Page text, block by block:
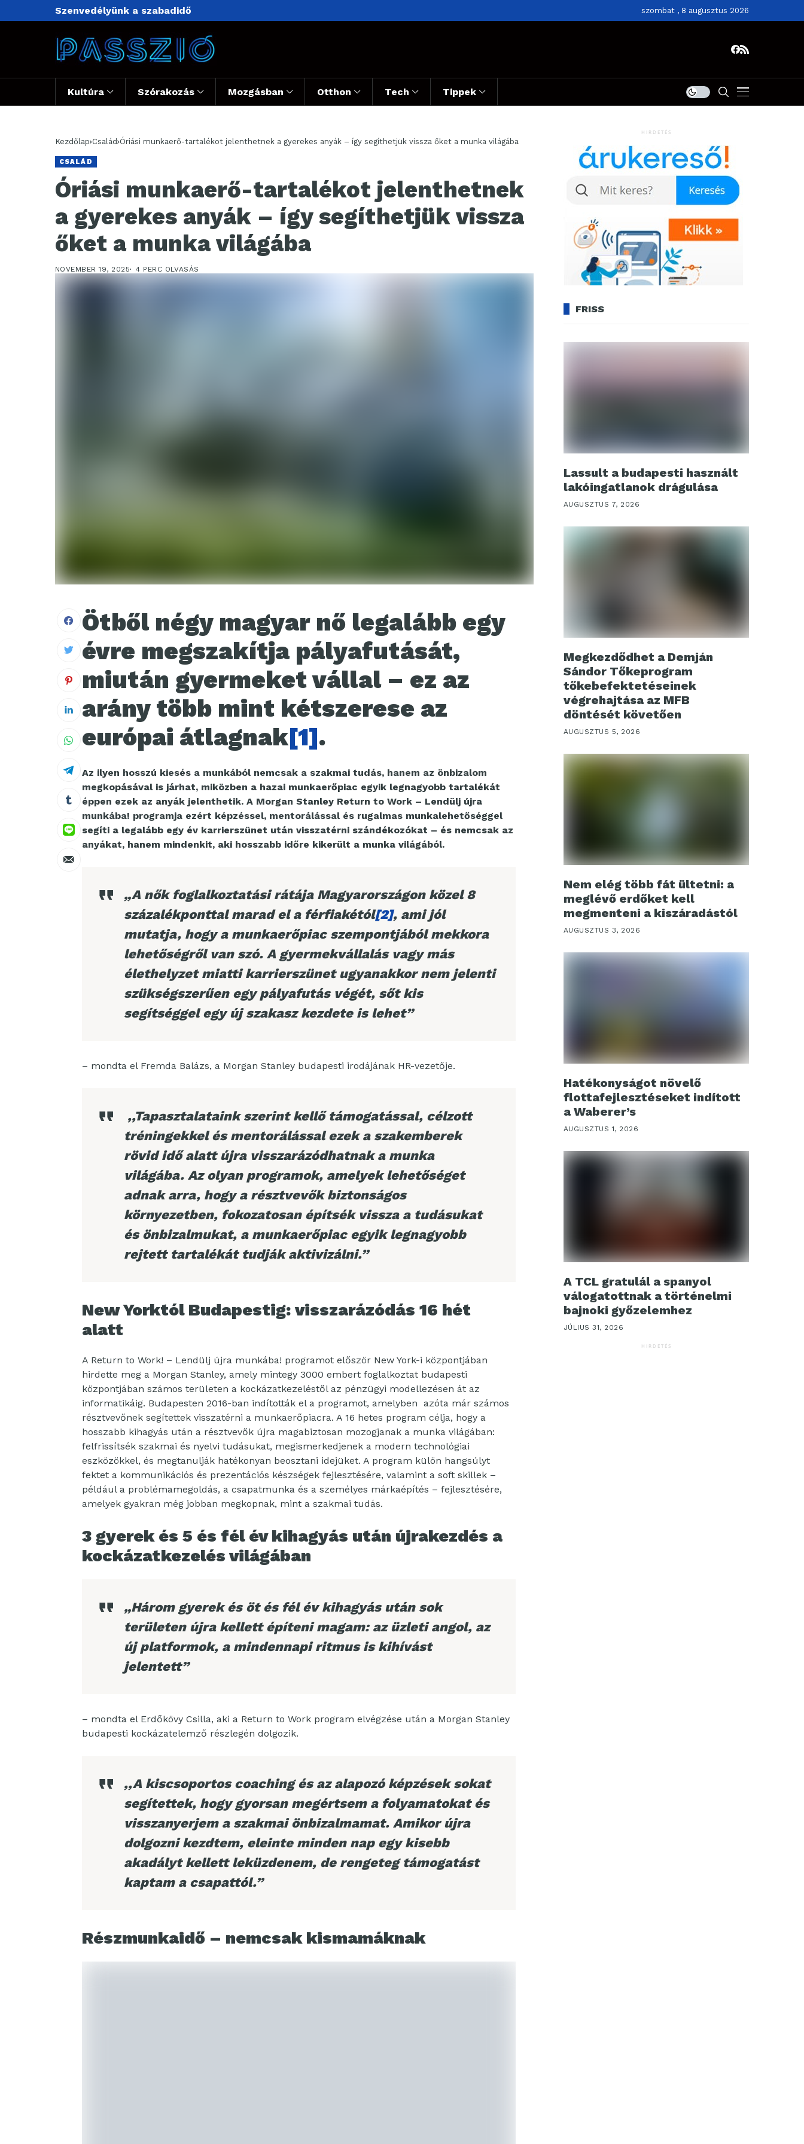
Szenvedélyünk a szabadidő szombat , 8 augusztus 2026
Kultúra Szórakozás Mozgásban Otthon Tech Tippek
Kezdőlap Család Óriási munkaerő-tartalékot jelenthetnek a gyerekes anyák – így segíthetjük vissza őket a munka világába
CSALÁD
Óriási munkaerő-tartalékot jelenthetnek
a gyerekes anyák – így segíthetjük vissza
őket a munka világába
NOVEMBER 19, 2025 4 PERC OLVASÁS
Ötből négy magyar nő legalább egy
évre megszakítja pályafutását,
miután gyermeket vállal – ez az
arány több mint kétszerese az
európai átlagnak[1].
Az ilyen hosszú kiesés a munkából nemcsak a szakmai tudás, hanem az önbizalom
megkopásával is járhat, miközben a hazai munkaerőpiac egyik legnagyobb tartalékát
éppen ezek az anyák jelenthetik. A Morgan Stanley Return to Work – Lendülj újra
munkába! programja ezért képzéssel, mentorálással és rugalmas munkalehetőséggel
segíti a legalább egy év karrierszünet után visszatérni szándékozókat – és nemcsak az
anyákat, hanem mindenkit, aki hosszabb időre kikerült a munka világából.
„A nők foglalkoztatási rátája Magyarországon közel 8
százalékponttal marad el a férfiakétól[2], ami jól
mutatja, hogy a munkaerőpiac szempontjából mekkora
lehetőségről van szó. A gyermekvállalás vagy más
élethelyzet miatti karrierszünet ugyanakkor nem jelenti
szükségszerűen egy pályafutás végét, sőt kis
segítséggel egy új szakasz kezdete is lehet”
– mondta el Fremda Balázs, a Morgan Stanley budapesti irodájának HR-vezetője.
,,Tapasztalataink szerint kellő támogatással, célzott
tréningekkel és mentorálással ezek a szakemberek
rövid idő alatt újra visszarázódhatnak a munka
világába. Az olyan programok, amelyek lehetőséget
adnak arra, hogy a résztvevők biztonságos
környezetben, fokozatosan építsék vissza a tudásukat
és önbizalmukat, a munkaerőpiac egyik legnagyobb
rejtett tartalékát tudják aktivizálni.”
New Yorktól Budapestig: visszarázódás 16 hét
alatt
A Return to Work! – Lendülj újra munkába! programot először New York-i központjában
hirdette meg a Morgan Stanley, amely mintegy 3000 embert foglalkoztat budapesti
központjában számos területen a kockázatkezeléstől az pénzügyi modellezésen át az
informatikáig. Budapesten 2016-ban indították el a programot, amelyben azóta már számos
résztvevőnek segítettek visszatérni a munkaerőpiacra. A 16 hetes program célja, hogy a
hosszabb kihagyás után a résztvevők újra magabiztosan mozogjanak a munka világában:
felfrissítsék szakmai és nyelvi tudásukat, megismerkedjenek a modern technológiai
eszközökkel, és megtanulják hatékonyan beosztani idejüket. A program külön hangsúlyt
fektet a kommunikációs és prezentációs készségek fejlesztésére, valamint a soft skillek –
például a problémamegoldás, a csapatmunka és a személyes márkaépítés – fejlesztésére,
amelyek gyakran még jobban megkopnak, mint a szakmai tudás.
3 gyerek és 5 és fél év kihagyás után újrakezdés a
kockázatkezelés világában
„Három gyerek és öt és fél év kihagyás után sok
területen újra kellett építeni magam: az üzleti angol, az
új platformok, a mindennapi ritmus is kihívást
jelentett”
– mondta el Erdőkövy Csilla, aki a Return to Work program elvégzése után a Morgan Stanley
budapesti kockázatelemző részlegén dolgozik.
,,A kiscsoportos coaching és az alapozó képzések sokat
segítettek, hogy gyorsan megértsem a folyamatokat és
visszanyerjem a szakmai önbizalmamat. Amikor újra
dolgozni kezdtem, eleinte minden nap egy kisebb
akadályt kellett leküzdenem, de rengeteg támogatást
kaptam a csapattól.”
Részmunkaidő – nemcsak kismamáknak
HIRDETÉS
FRISS
Lassult a budapesti használt
lakóingatlanok drágulása
AUGUSZTUS 7, 2026
Megkezdődhet a Demján
Sándor Tőkeprogram
tőkebefektetéseinek
végrehajtása az MFB
döntését követően
AUGUSZTUS 5, 2026
Nem elég több fát ültetni: a
meglévő erdőket kell
megmenteni a kiszáradástól
AUGUSZTUS 3, 2026
Hatékonyságot növelő
flottafejlesztéseket indított
a Waberer’s
AUGUSZTUS 1, 2026
A TCL gratulál a spanyol
válogatottnak a történelmi
bajnoki győzelemhez
JÚLIUS 31, 2026
HIRDETÉS